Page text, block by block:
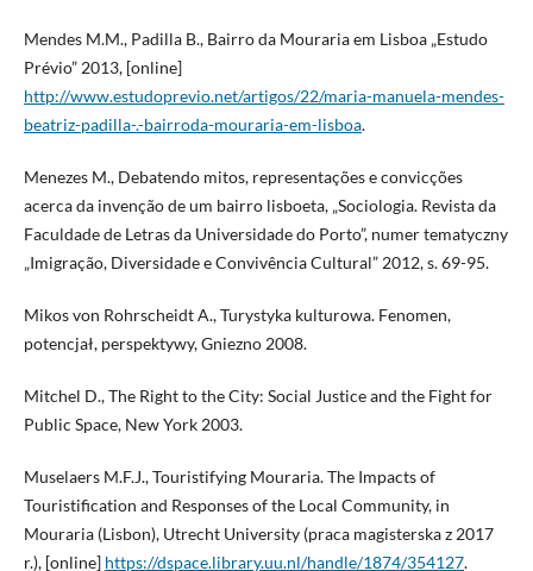
Mendes M.M., Padilla B., Bairro da Mouraria em Lisboa „Estudo
Prévio” 2013, [online]
http://www.estudoprevio.net/artigos/22/maria-manuela-mendes-
beatriz-padilla-.-bairroda-mouraria-em-lisboa.
Menezes M., Debatendo mitos, representações e convicções
acerca da invenção de um bairro lisboeta, „Sociologia. Revista da
Faculdade de Letras da Universidade do Porto”, numer tematyczny
„Imigração, Diversidade e Convivência Cultural” 2012, s. 69-95.
Mikos von Rohrscheidt A., Turystyka kulturowa. Fenomen,
potencjał, perspektywy, Gniezno 2008.
Mitchel D., The Right to the City: Social Justice and the Fight for
Public Space, New York 2003.
Muselaers M.F.J., Touristifying Mouraria. The Impacts of
Touristification and Responses of the Local Community, in
Mouraria (Lisbon), Utrecht University (praca magisterska z 2017
r.), [online] https://dspace.library.uu.nl/handle/1874/354127.